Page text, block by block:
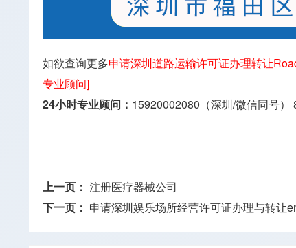
如欲查询更多申请深圳道路运输许可证办理转让
专业顾问]
24小时专业顾问： 15920002080（深圳/微信同号）
上一页： 注册医疗器械公司
下一页： 申请深圳娱乐场所经营许可证办理与转让